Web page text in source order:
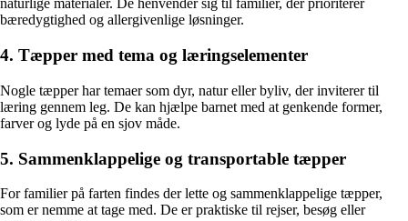
naturlige materialer. De henvender sig til familier, der prioriterer
bæredygtighed og allergivenlige løsninger.
4. Tæpper med tema og læringselementer
Nogle tæpper har temaer som dyr, natur eller byliv, der inviterer til
læring gennem leg. De kan hjælpe barnet med at genkende former,
farver og lyde på en sjov måde.
5. Sammenklappelige og transportable tæpper
For familier på farten findes der lette og sammenklappelige tæpper,
som er nemme at tage med. De er praktiske til rejser, besøg eller